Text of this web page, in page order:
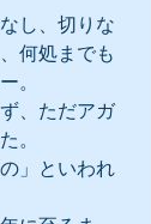
し、切りな
何処までも
。
、ただアガ
。
」といわれ